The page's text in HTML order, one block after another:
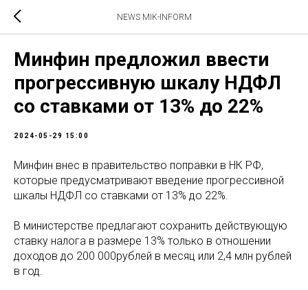
NEWS MIK-INFORM
Минфин предложил ввести
прогрессивную шкалу НДФЛ
со ставками от 13% до 22%
2024-05-29 15:00
Минфин внес в правительство поправки в НК РФ,
которые предусматривают введение прогрессивной
шкалы НДФЛ со ставками от 13% до 22%.
В министерстве предлагают сохранить действующую
ставку налога в размере 13% только в отношении
доходов до 200 000рублей в месяц или 2,4 млн рублей
в год.